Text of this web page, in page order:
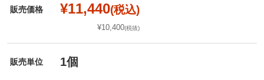
販売価格 ¥11,440(税込)
¥10,400(税抜)
販売単位 1個